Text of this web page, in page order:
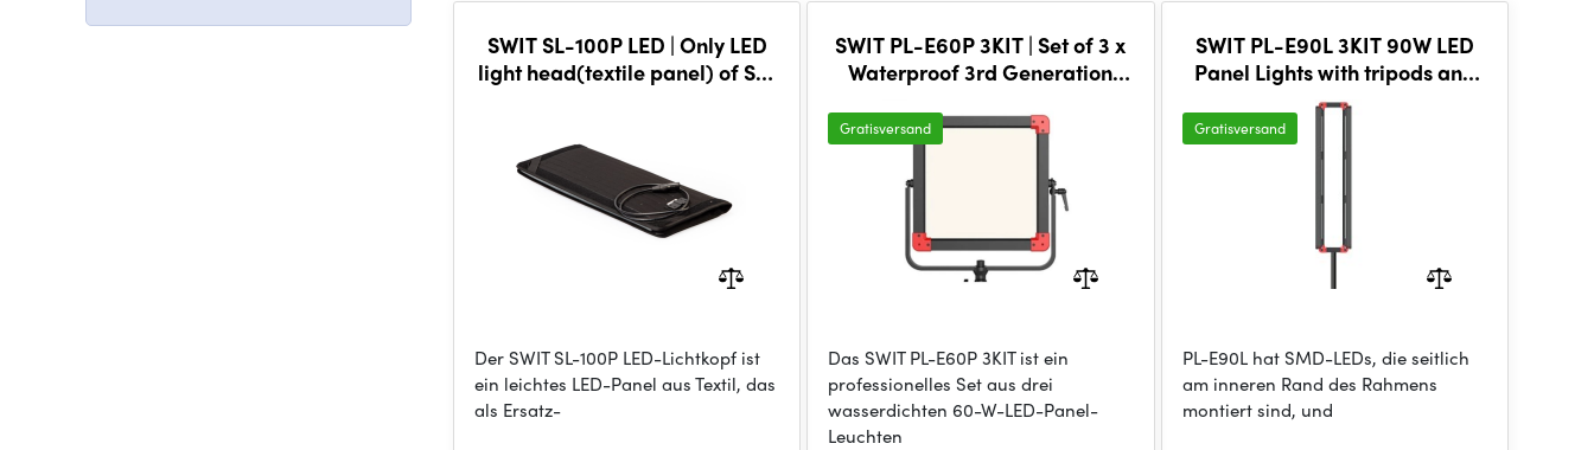
SWIT SL-100P LED | Only LED
light head(textile panel) of SL-
Der SWIT SL-100P LED-Lichtkopf ist
ein leichtes LED-Panel aus Textil, das
als Ersatz-
SWIT PL-E60P 3KIT | Set of 3 x
Waterproof 3rd Generation
60W LED Panel Lig
Gratisversand
Das SWIT PL-E60P 3KIT ist ein
professionelles Set aus drei
wasserdichten 60-W-LED-Panel-
Leuchten
SWIT PL-E90L 3KIT 90W LED
Panel Lights with tripods and
trolleycase
Gratisversand
PL-E90L hat SMD-LEDs, die seitlich
am inneren Rand des Rahmens
montiert sind, und